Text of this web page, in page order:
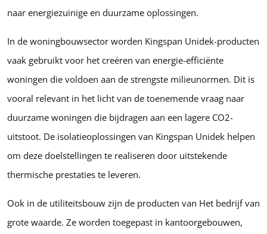
naar energiezuinige en duurzame oplossingen.
In de woningbouwsector worden Kingspan Unidek-producten
vaak gebruikt voor het creëren van energie-efficiënte
woningen die voldoen aan de strengste milieunormen. Dit is
vooral relevant in het licht van de toenemende vraag naar
duurzame woningen die bijdragen aan een lagere CO2-
uitstoot. De isolatieoplossingen van Kingspan Unidek helpen
om deze doelstellingen te realiseren door uitstekende
thermische prestaties te leveren.
Ook in de utiliteitsbouw zijn de producten van Het bedrijf van
grote waarde. Ze worden toegepast in kantoorgebouwen,